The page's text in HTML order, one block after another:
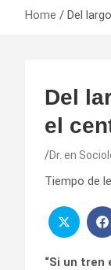
Home Del
Del
el
Dr. en
Tiempo de
“Si un